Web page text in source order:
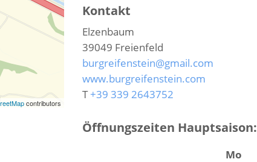
contributors
Kontakt
Elzenbaum
39049 Freienfeld
burgreifenstein@gmail.com
www.burgreifenstein.com
T+39 339 2643752
Öffnungszeiten Hauptsaison:
Mo